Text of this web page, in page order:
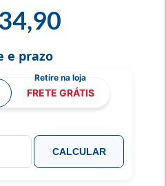
e prazo
FRETE GRÁTIS
CALCULAR